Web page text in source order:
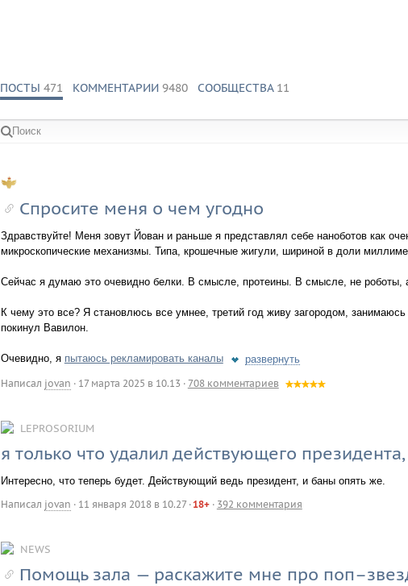
ПОСТЫ 471 КОММЕНТАРИИ 9480 СООБЩЕСТВА 11
Спросите меня о чем угодно
Здравствуйте! Меня зовут Йован и раньше я представлял себе наноботов как
микроскопические механизмы. Типа, крошечные жигули, шириной в доли
Сейчас я думаю это очевидно белки. В смысле, протеины. В смысле, не роботы,
К чему это все? Я становлюсь все умнее, третий год живу загородом,
покинул Вавилон.
Очевидно, я пытаюсь рекламировать каналы
развернуть
Написал jovan · 17 марта 2025 в 10.13 · 708 комментариев
LEPROSORIUM
я только что удалил действующего
Интересно, что теперь будет. Действующий ведь президент, и баны опять же.
Написал jovan · 11 января 2018 в 10.27· 18+· 392 комментария
NEWS
Помощь зала — раскажите мне про